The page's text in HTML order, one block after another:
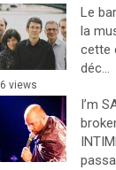
Le
la
cette
déc...
6 views
I’m